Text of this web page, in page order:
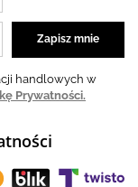
handlowych w
Prywatności.